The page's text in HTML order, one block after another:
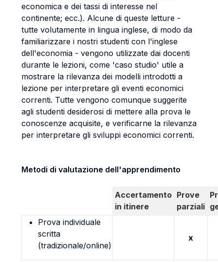
economica e dei tassi di interesse nel
continente; ecc.). Alcune di queste letture -
tutte volutamente in lingua inglese, di modo da
familiarizzare i nostri studenti con l'inglese
dell'economia - vengono utilizzate dai docenti
durante le lezioni, come 'caso studio' utile a
mostrare la rilevanza dei modelli introdotti a
lezione per interpretare gli eventi economici
correnti. Tutte vengono comunque suggerite
agli studenti desiderosi di mettere alla prova le
conoscenze acquisite, e verificarne la rilevanza
per interpretare gli sviluppi economici correnti.
Metodi di valutazione dell'apprendimento
Accertamento
in itinere
Prove
parziali
Prova individuale
scritta
(tradizionale/online)
x